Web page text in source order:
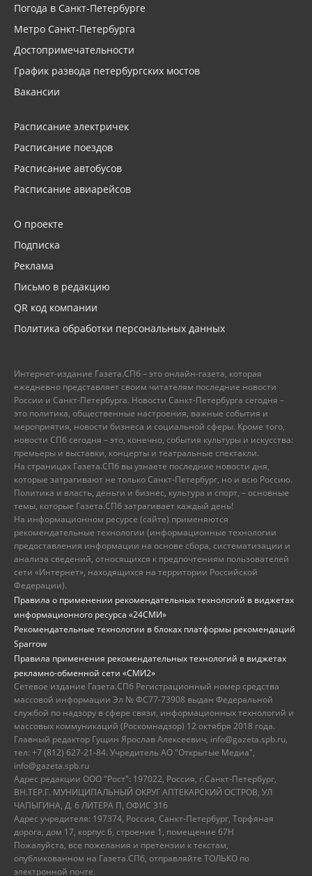
Погода в Санкт-Петербурге
Метро Санкт-Петербурга
Достопримечательности
График развода петербургских мостов
Вакансии
Расписание электричек
Расписание поездов
Расписание автобусов
Расписание авиарейсов
О проекте
Подписка
Реклама
Письмо в редакцию
QR код компании
Политика обработки персональных данных
Интернет-издание Газета.СПб – это онлайн-газета, которая
ежедневно представляет своим читателям последние новости
России и Санкт-Петербурга. Новости Санкт-Петербурга сегодня –
это политика, общественные настроения, важные события и
мероприятия, новости бизнеса и социальной сферы. Кроме того,
новости СПб сегодня – это, конечно, события культуры и искусства:
премьеры и выставки, концерты и театральные спектакли.
На страницах Газета.СПб вы узнаете последние новости дня,
которые затрагивают не только Санкт-Петербург, но и всю Россию.
Политика и власть, деньги и бизнес, культура и спорт, – основные
темы, которые Газета.СПб затрагивает каждый день!
На информационном ресурсе (сайте) применяются
рекомендательные технологии (информационные технологии
предоставления информации на основе сбора, систематизации и
анализа сведений, относящихся к предпочтениям пользователей
сети «Интернет», находящихся на территории Российской
Федерации).
Правила о применении рекомендательных технологий в виджетах
информационного ресурса «24СМИ»
Рекомендательные технологии в блоках платформы рекомендаций
Sparrow
Правила применения рекомендательных технологий в виджетах
рекламно-обменной сети «СМИ2»
Сетевое издание Газета.СПб Регистрационный номер средства
массовой информации Эл № ФС77-73908 выдан Федеральной
службой по надзору в сфере связи, информационных технологий и
массовых коммуникаций (Роскомнадзор) 12 октября 2018 года.
Главный редактор Гущин Ярослав Алексеевич, info@gazeta.spb.ru,
тел: +7 (812) 627-21-84. Учредитель АО "Открытые Медиа",
info@gazeta.spb.ru
Адрес редакции ООО "Рост": 197022, Россия, г.Санкт-Петербург,
ВН.ТЕР.Г. МУНИЦИПАЛЬНЫЙ ОКРУГ АПТЕКАРСКИЙ ОСТРОВ, УЛ
ЧАПЫГИНА, Д. 6 ЛИТЕРА П, ОФИС 316
Адрес учредителя: 197374, Россия, Санкт-Петербург, Торфяная
дорога, дом 17, корпус 6, строение 1, помещение 67Н
Пожалуйста, все пожелания и претензии к текстам,
опубликованном на Газета.СПб, отправляйте ТОЛЬКО по
электронной почте.